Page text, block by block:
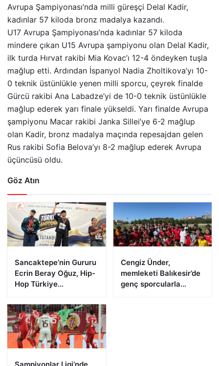
Avrupa Şampiyonası’nda milli güreşçi Delal Kadir,
kadınlar 57 kiloda bronz madalya kazandı.
U17 Avrupa Şampiyonası’nda kadınlar 57 kiloda
mindere çıkan U15 Avrupa şampiyonu olan Delal Kadir,
ilk turda Hırvat rakibi Mia Kovac’ı 12-4 öndeyken tuşla
mağlup etti. Ardından İspanyol Nadia Zholtikova’yı 10-
0 teknik üstünlükle yenen milli sporcu, çeyrek finalde
Gürcü rakibi Ana Labadze’yi de 10-0 teknik üstünlükle
mağlup ederek yarı finale yükseldi. Yarı finalde Avrupa
şampiyonu Macar rakibi Janka Sillei’ye 6-2 mağlup
olan Kadir, bronz madalya maçında repesajdan gelen
Rus rakibi Sofia Belova’yı 8-2 mağlup ederek Avrupa
üçüncüsü oldu.
Göz Atın
Sancaktepe’nin Gururu
Ecrin Beray Oğuz, Hip-
Hop Türkiye
Zirveye Çıktı
Cengiz Ünder,
memleketi Balıkesir’de
genç sporcularla